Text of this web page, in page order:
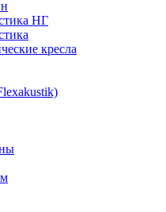
НГ
кресла